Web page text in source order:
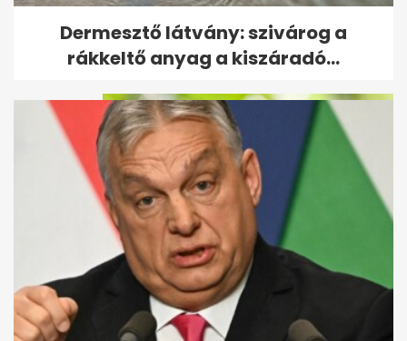
Bejelentette a Tisza: megvan,
ki lesz az új köztársasági elnök
Dermesztő látvány: szivárog a
rákkeltő anyag a kiszáradó...